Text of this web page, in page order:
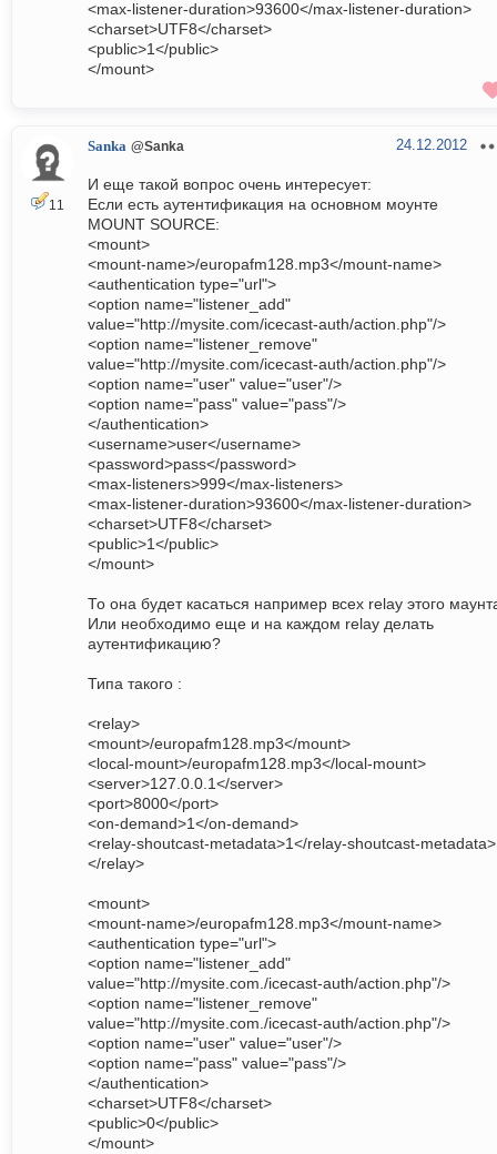
<max-listener-duration>93600</max-listener-duration>
<charset>UTF8</charset>
<public>1</public>
</mount>
11
Sanka @Sanka 24.12.2012
И еще такой вопрос очень интересует:
Если есть аутентификация на основном моунте
MOUNT SOURCE:
<mount>
<mount-name>/europafm128.mp3</mount-name>
<authentication type="url">
<option name="listener_add"
value="http://mysite.com/icecast-auth/action.php"/>
<option name="listener_remove"
value="http://mysite.com/icecast-auth/action.php"/>
<option name="user" value="user"/>
<option name="pass" value="pass"/>
</authentication>
<username>user</username>
<password>pass</password>
<max-listeners>999</max-listeners>
<max-listener-duration>93600</max-listener-duration>
<charset>UTF8</charset>
<public>1</public>
</mount>
То она будет касаться например всех relay этого
Или необходимо еще и на каждом relay делать
аутентификацию?
Типа такого :
<relay>
<mount>/europafm128.mp3</mount>
<local-mount>/europafm128.mp3</local-mount>
<server>127.0.0.1</server>
<port>8000</port>
<on-demand>1</on-demand>
<relay-shoutcast-metadata>1</relay-shoutcast-metadata>
</relay>
<mount>
<mount-name>/europafm128.mp3</mount-name>
<authentication type="url">
<option name="listener_add"
value="http://mysite.com./icecast-auth/action.php"/>
<option name="listener_remove"
value="http://mysite.com./icecast-auth/action.php"/>
<option name="user" value="user"/>
<option name="pass" value="pass"/>
</authentication>
<charset>UTF8</charset>
<public>0</public>
</mount>